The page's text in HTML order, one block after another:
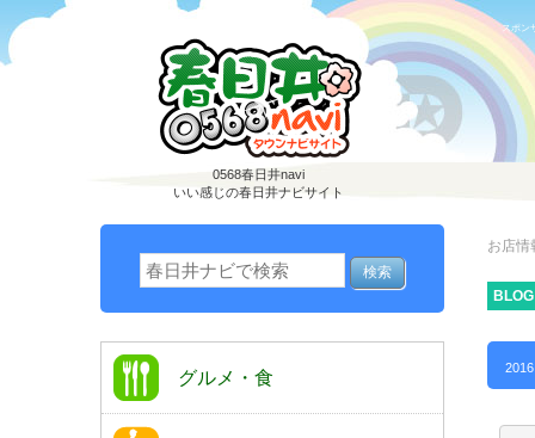
0568春日井navi
いい感じの春日井ナビサイト
スポン
お店情
BLOG
グルメ・食